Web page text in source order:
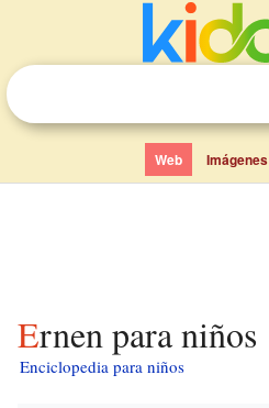
Web Imágenes
Ernen para niños
Enciclopedia para niños